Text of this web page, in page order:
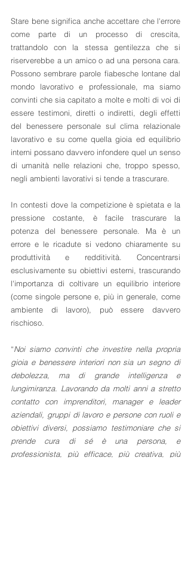
Stare bene significa anche accettare che l'errore
come parte di un processo di crescita,
trattandolo con la stessa gentilezza che si
riserverebbe a un amico o ad una persona cara.
Possono sembrare parole fiabesche lontane dal
mondo lavorativo e professionale, ma siamo
convinti che sia capitato a molte e molti di voi di
essere testimoni, diretti o indiretti, degli effetti
del benessere personale sul clima relazionale
lavorativo e su come quella gioia ed equilibrio
interni possano davvero infondere quel un senso
di umanità nelle relazioni che, troppo spesso,
negli ambienti lavorativi si tende a trascurare.
In contesti dove la competizione è spietata e la
pressione costante, è facile trascurare la
potenza del benessere personale. Ma è un
errore e le ricadute si vedono chiaramente su
produttività e redditività. Concentrarsi
esclusivamente su obiettivi esterni, trascurando
l'importanza di coltivare un equilibrio interiore
(come singole persone e, più in generale, come
ambiente di lavoro), può essere davvero
rischioso.
“Noi siamo convinti che investire nella propria
gioia e benessere interiori non sia un segno di
debolezza, ma di grande intelligenza e
lungimiranza. Lavorando da molti anni a stretto
contatto con imprenditori, manager e leader
aziendali, gruppi di lavoro e persone con ruoli e
obiettivi diversi, possiamo testimoniare che si
prende cura di sé è una persona, e
professionista, più efficace, più creativa, più